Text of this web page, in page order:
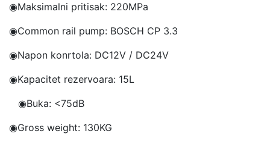
◉Maksimalni pritisak: 220MPa
◉Common rail pump: BOSCH CP 3.3
◉Napon konrtola: DC12V / DC24V
◉Kapacitet rezervoara: 15L
◉Buka: <75dB
◉Gross weight: 130KG